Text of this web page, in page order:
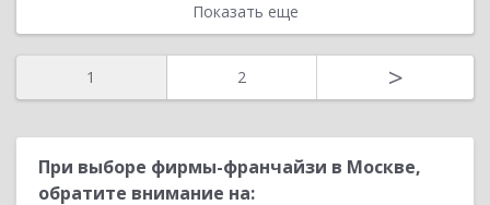
Показать еще
1 2 >
При выборе фирмы-франчайзи в Москве,
обратите внимание на: